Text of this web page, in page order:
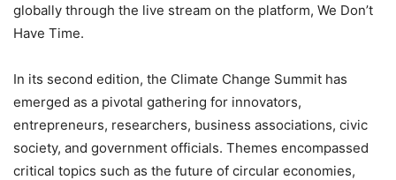
globally through the live stream on the platform, We Don’t
Have Time.
In its second edition, the Climate Change Summit has
emerged as a pivotal gathering for innovators,
entrepreneurs, researchers, business associations, civic
society, and government officials. Themes encompassed
critical topics such as the future of circular economies,